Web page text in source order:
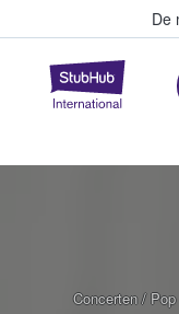
De
Concerten / Pop